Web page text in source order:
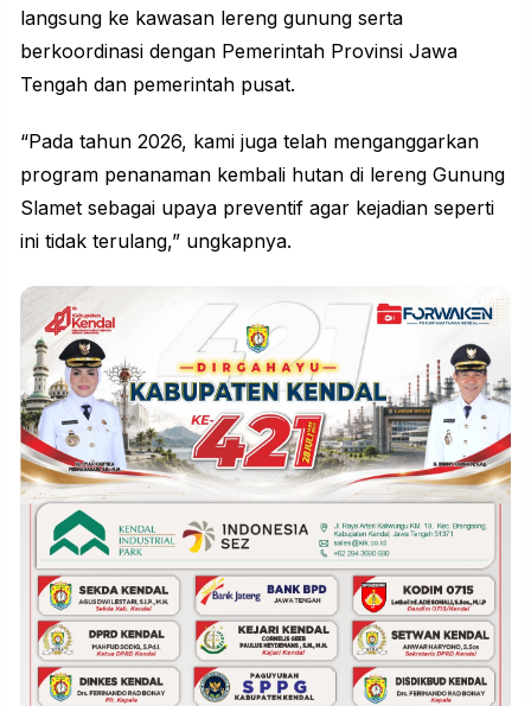
langsung ke kawasan lereng gunung serta
berkoordinasi dengan Pemerintah Provinsi Jawa
Tengah dan pemerintah pusat.
“Pada tahun 2026, kami juga telah menganggarkan
program penanaman kembali hutan di lereng Gunung
Slamet sebagai upaya preventif agar kejadian seperti
ini tidak terulang,” ungkapnya.